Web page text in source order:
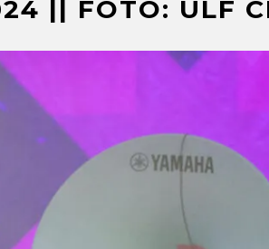
|| FOTO: ULF